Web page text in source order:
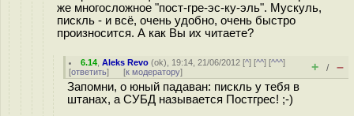
же многосложное "пост-гре-эс-ку-эль". Мускуль,
пискль - и всё, очень удобно, очень быстро
произносится. А как Вы их читаете?
6.14 ,Aleks Revo (ok), 19:14, 21/06/2012 [^] [^^] [^^^]
[ответить] [к модератору] + / –
Запомни, о юный падаван: пискль у тебя в
штанах, а СУБД называется Постгрес! ;-)